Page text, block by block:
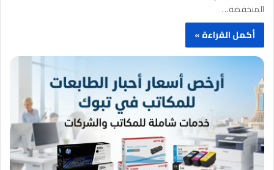
المنخفضة…
أكمل القراءة »